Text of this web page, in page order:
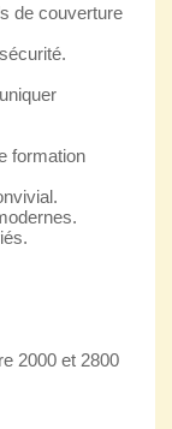
de couverture
formation
2000 et 2800